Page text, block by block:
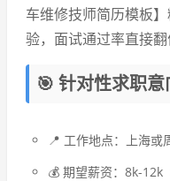
车维修技师简历模板
验，面试通过率直接
🎯 针对性求职意
📍 工作地点：上海或
💰 期望薪资：8k-12k